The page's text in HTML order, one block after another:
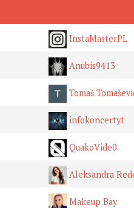
InstaMasterPL
Anubis9413
Tomaš
infokoncertyt
QuakoVide0
Aleksandra
Makeup Bay